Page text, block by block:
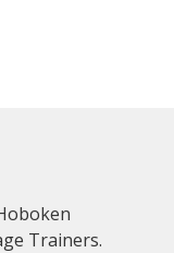
Trainers.